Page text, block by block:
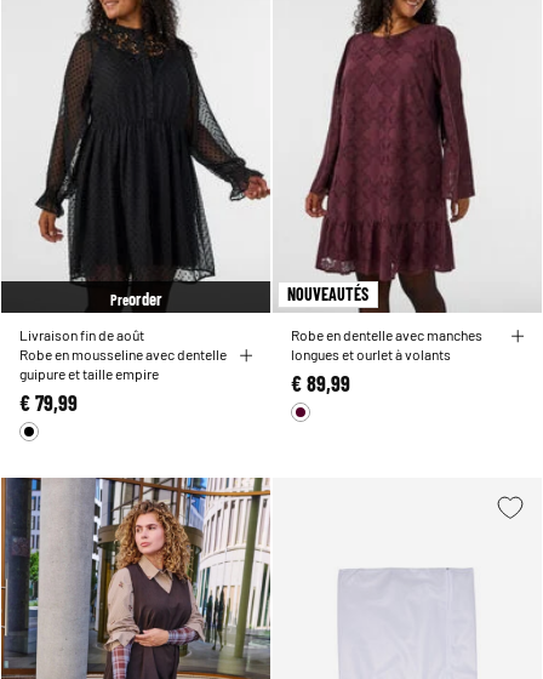
Preorder
Livraison fin de août
Robe en mousseline avec dentelle
guipure et taille empire
€ 79,99
NOUVEAUTÉS
Robe en dentelle avec manches
longues et ourlet à volants
€ 89,99